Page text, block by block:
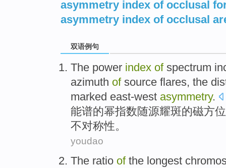
asymmetry index of occlusal
asymmetry index of occlusal
双语例句
The power index of spectrum
azimuth ofsource flares, the
marked east-west asymmetry.
能谱的幂指数随源耀斑的磁方
不对称性。
youdao
The ratio ofthe longest